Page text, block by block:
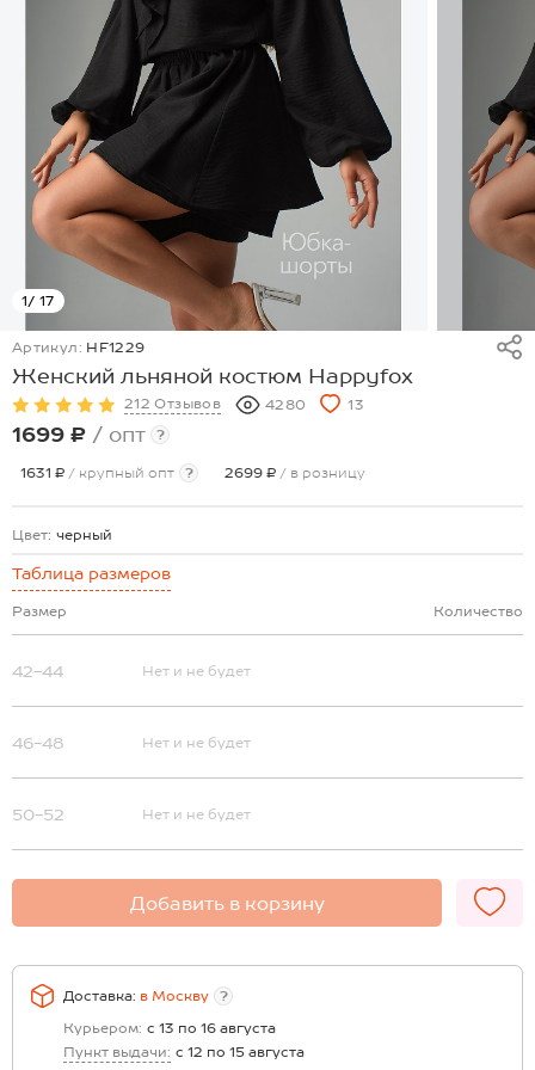
1/ 17
Артикул: HF1229
Женский льняной костюм Happyfox
212 Отзывов 4280 13
1699 ₽ / опт ?
1631 ₽ / крупный опт ? 2699 ₽ / в розницу
Цвет: черный
Таблица размеров
Размер Количество
42-44 Нет и не будет
46-48 Нет и не будет
50-52 Нет и не будет
Добавить в корзину
Доставка: в Москву
?
Курьером: с 13 по 16 августа
Пункт выдачи: с 12 по 15 августа